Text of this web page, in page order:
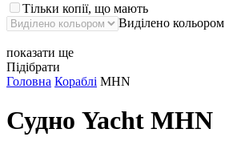
Тільки копії, що мають
Виділено кольором
показати ще
Підібрати
Головна Кораблі MHN
Судно Yacht MHN